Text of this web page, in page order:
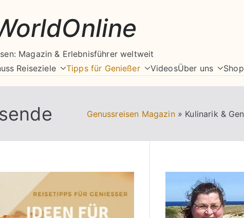
Magazin & Erlebnisführer weltweit
Reiseziele Tipps für Genießer VideosÜber uns Shop
Genussreisen Magazin » Kulinarik &